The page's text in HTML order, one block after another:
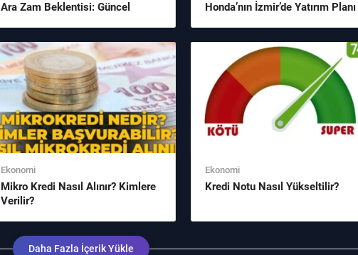
Ara Zam Beklentisi: Güncel
Honda’nın İzmir’de Yatırım Planı
Ekonomi
Mikro Kredi Nasıl Alınır? Kimlere
Verilir?
Ekonomi
Kredi Notu Nasıl Yükseltilir?
Daha Fazla İçerik Yükle